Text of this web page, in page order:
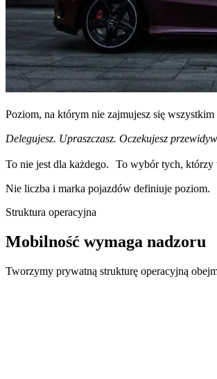
Poziom, na którym nie zajmujesz się
Delegujesz. Upraszczasz. Oczekujesz
To nie jest dla każdego. To wybór tych, którzy
Nie liczba i marka pojazdów definiuje poziom.
Struktura operacyjna
Mobilność wymaga nadzoru
Tworzymy prywatną strukturę operacyjną